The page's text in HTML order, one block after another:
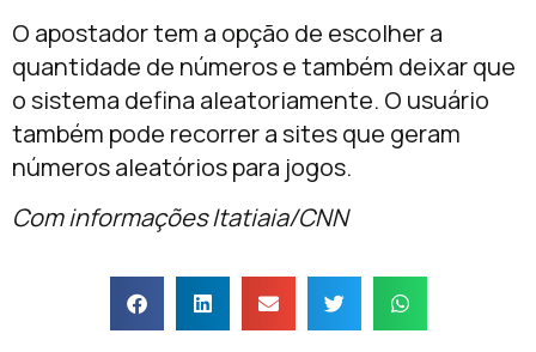
O apostador tem a opção de escolher a
quantidade de números e também deixar que
o sistema defina aleatoriamente. O usuário
também pode recorrer a sites que geram
números aleatórios para jogos.
Com informações Itatiaia/CNN